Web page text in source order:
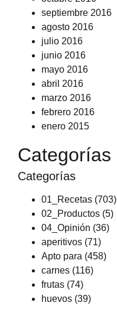
septiembre 2016
agosto 2016
julio 2016
junio 2016
mayo 2016
abril 2016
marzo 2016
febrero 2016
enero 2015
Categorías
Categorías
01_Recetas (703)
02_Productos (5)
04_Opinión (36)
aperitivos (71)
Apto para (458)
carnes (116)
frutas (74)
huevos (39)